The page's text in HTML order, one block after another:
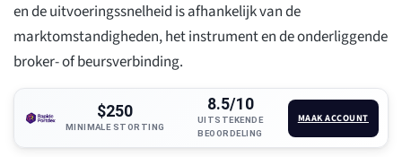
en de uitvoeringssnelheid is afhankelijk van de
marktomstandigheden, het instrument en de onderliggende
broker- of beursverbinding.
$250
MINIMALE STORTING
8.5/10
UITSTEKENDE
BEOORDELING
MAAK ACCOUNT